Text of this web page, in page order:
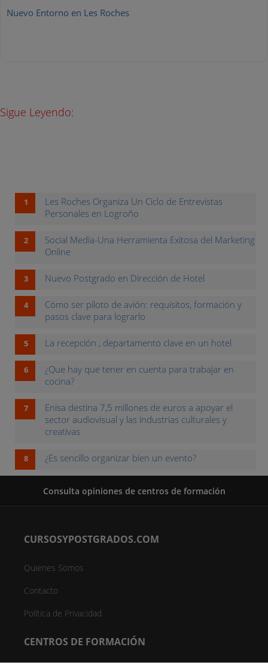
Nuevo Entorno en Les Roches
Sigue Leyendo:
Les Roches Organiza Un Ciclo de Entrevistas
Personales en Logroño
Social Media-Una Herramienta Exitosa del Marketing
Online
Nuevo Postgrado en Dirección de Hotel
Cómo ser piloto de avión: requisitos, formación y
pasos clave para lograrlo
La recepción , departamento clave en un hotel
¿Que hay que tener en cuenta para trabajar en
cocina?
Enisa destina 7,5 millones de euros a apoyar el
sector audiovisual y las industrias culturales y
creativas
¿Es sencillo organizar bien un evento?
Consulta opiniones de centros de formación
CURSOSYPOSTGRADOS.COM
Quienes Somos
Contacto
Política de Privacidad
CENTROS DE FORMACIÓN